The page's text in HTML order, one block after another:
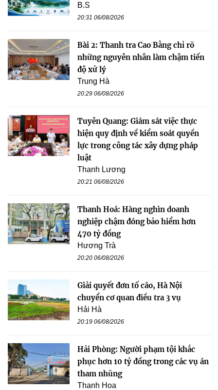
B.S
20:31 06/08/2026
Bài 2: Thanh tra Cao Bằng chỉ rõ
những nguyên nhân làm chậm tiến
độ xử lý
Trung Hà
20:29 06/08/2026
Tuyên Quang: Giám sát việc thực
hiện quy định về kiểm soát quyền
lực trong công tác xây dựng pháp
luật
Thanh Lương
20:21 06/08/2026
Thanh Hoá: Hàng nghìn doanh
nghiệp chậm đóng bảo hiểm hơn
470 tỷ đồng
Hương Trà
20:20 06/08/2026
Giải quyết đơn tố cáo, Hà Nội
chuyển cơ quan điều tra 3 vụ
Hải Hà
20:19 06/08/2026
Hải Phòng: Người phạm tội khắc
phục hơn 10 tỷ đồng trong các vụ án
tham nhũng
Thanh Hoa